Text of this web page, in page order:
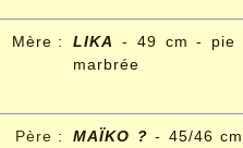
Mère : LIKA
- 49 cm - pie
marbrée
Père : MAÏKO ? - 45/46